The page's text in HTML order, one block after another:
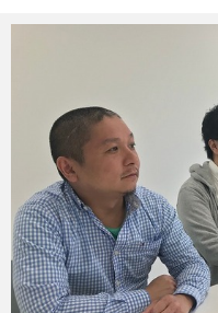
イベント/セミナー
eスポーツ